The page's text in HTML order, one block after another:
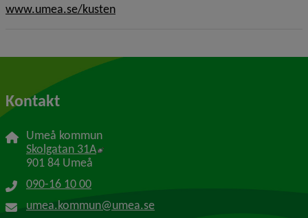
www.umea.se/kusten
Kontakt
Umeå kommun
Skolgatan 31A Länk till annan webbplats, öppnas i nytt
901 84 Umeå
090-16 10 00
umea.kommun@umea.se